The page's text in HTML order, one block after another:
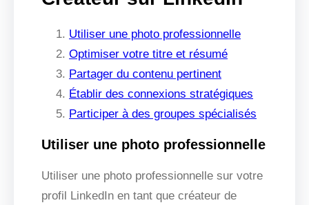
Utiliser une photo professionnelle
Optimiser votre titre et résumé
Partager du contenu pertinent
Établir des connexions stratégiques
Participer à des groupes spécialisés
Utiliser une photo professionnelle
Utiliser une photo professionnelle sur votre
profil LinkedIn en tant que créateur de